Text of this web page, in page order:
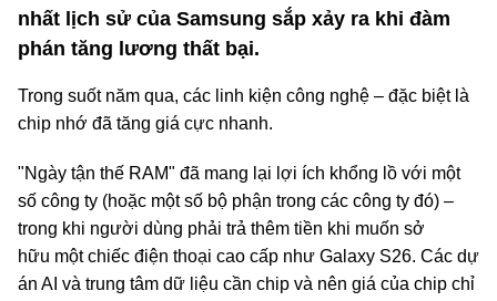
nhất lịch sử của Samsung sắp xảy ra khi đàm
phán tăng lương thất bại.
Trong suốt năm qua, các linh kiện công nghệ – đặc biệt là
chip nhớ đã tăng giá cực nhanh.
"Ngày tận thế RAM" đã mang lại lợi ích khổng lồ với một
số công ty (hoặc một số bộ phận trong các công ty đó) –
trong khi người dùng phải trả thêm tiền khi muốn sở
hữu một chiếc điện thoại cao cấp như Galaxy S26. Các dự
án AI và trung tâm dữ liệu cần chip và nên giá của chip chỉ